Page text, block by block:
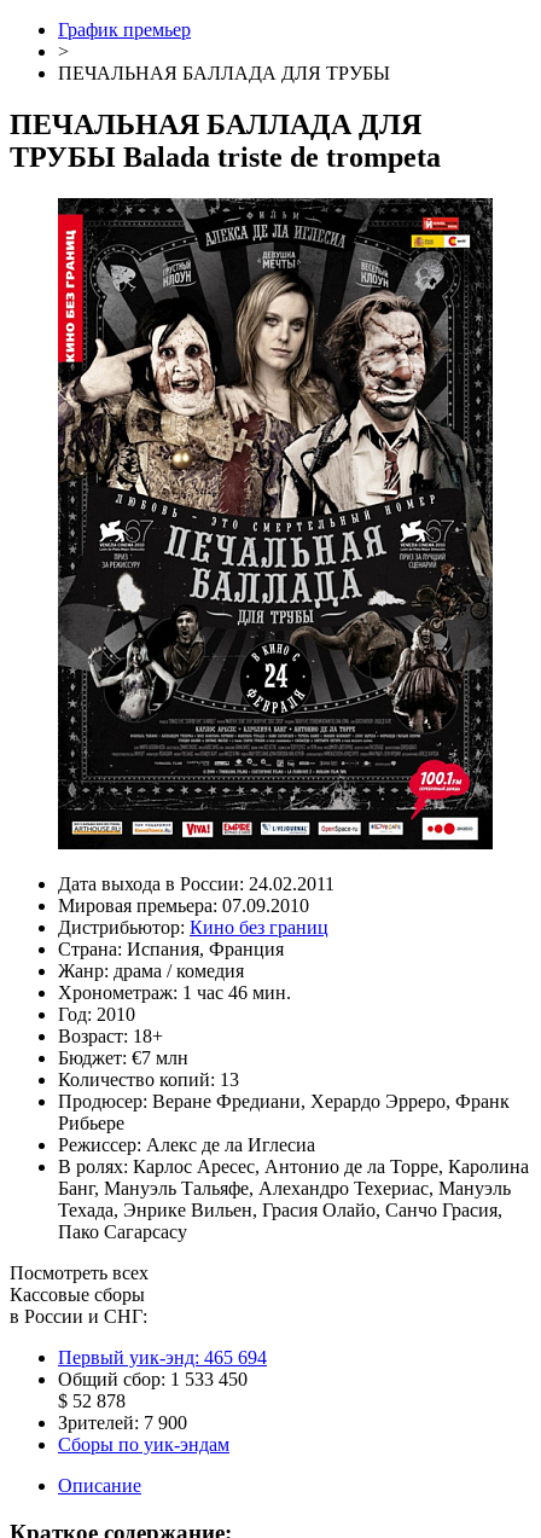
График премьер
>
ПЕЧАЛЬНАЯ БАЛЛАДА ДЛЯ ТРУБЫ
ПЕЧАЛЬНАЯ БАЛЛАДА ДЛЯ
ТРУБЫ Balada triste de trompeta
Дата выхода в России: 24.02.2011
Мировая премьера: 07.09.2010
Дистрибьютор: Кино без границ
Страна: Испания, Франция
Жанр: драма /комедия
Хронометраж: 1 час 46 мин.
Год: 2010
Возраст: 18+
Бюджет: €7 млн
Количество копий: 13
Продюсер: Веране Фредиани, Херардо Эрреро, Франк
Рибьере
Режиссер: Алекс де ла Иглесиа
В ролях: Карлос Аресес, Антонио де ла Торре, Каролина
Банг, Мануэль Тальяфе, Алехандро Техериас, Мануэль
Техада, Энрике Вильен, Грасия Олайо, Санчо Грасия,
Пако Сагарсасу
Посмотреть всех
Кассовые сборы
в России и СНГ:
Первый уик-энд: 465 694
Общий сбор: 1 533 450
$ 52 878
Зрителей: 7 900
Сборы по уик-эндам
Описание
Краткое содержание: